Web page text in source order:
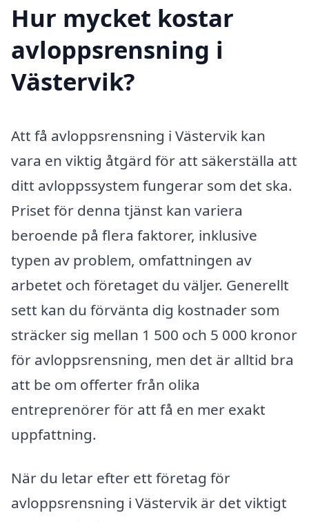
Hur mycket kostar
avloppsrensning i
Västervik?
Att få avloppsrensning i Västervik kan
vara en viktig åtgärd för att säkerställa att
ditt avloppssystem fungerar som det ska.
Priset för denna tjänst kan variera
beroende på flera faktorer, inklusive
typen av problem, omfattningen av
arbetet och företaget du väljer. Generellt
sett kan du förvänta dig kostnader som
sträcker sig mellan 1 500 och 5 000 kronor
för avloppsrensning, men det är alltid bra
att be om offerter från olika
entreprenörer för att få en mer exakt
uppfattning.
När du letar efter ett företag för
avloppsrensning i Västervik är det viktigt